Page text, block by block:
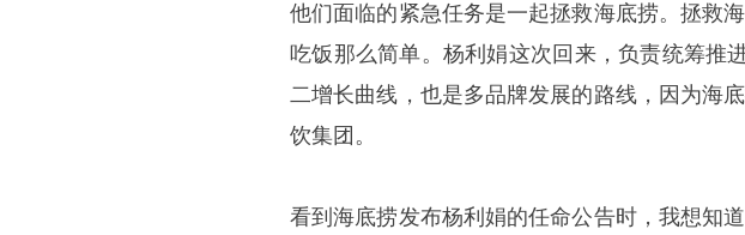
他们面临的紧急任务是一起拯救海底捞。拯救
吃饭那么简单。杨利娟这次回来，负责统筹推
二增长曲线，也是多品牌发展的路线，因为海
饮集团。
看到海底捞发布杨利娟的任命公告时，我想知